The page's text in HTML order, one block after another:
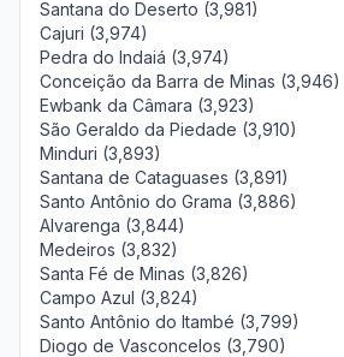
Santana do Deserto (3,981)
Cajuri (3,974)
Pedra do Indaiá (3,974)
Conceição da Barra de Minas (3,946)
Ewbank da Câmara (3,923)
São Geraldo da Piedade (3,910)
Minduri (3,893)
Santana de Cataguases (3,891)
Santo Antônio do Grama (3,886)
Alvarenga (3,844)
Medeiros (3,832)
Santa Fé de Minas (3,826)
Campo Azul (3,824)
Santo Antônio do Itambé (3,799)
Diogo de Vasconcelos (3,790)